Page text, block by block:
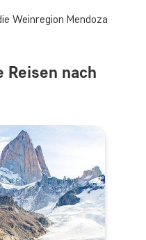
Weinregion Mendoza
Reisen nach